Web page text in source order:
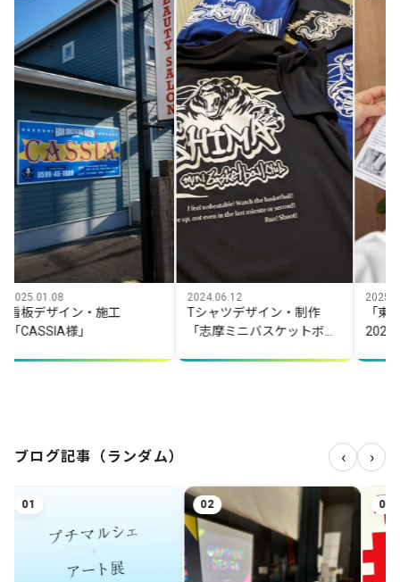
ザイン・施工
様」
2024.06.12
Tシャツデザイン・制作
「志摩ミニバスケットボー
2025.02.11
「東海スポ
2025年度入
ブログ記事（ランダム） ‹ ›
03